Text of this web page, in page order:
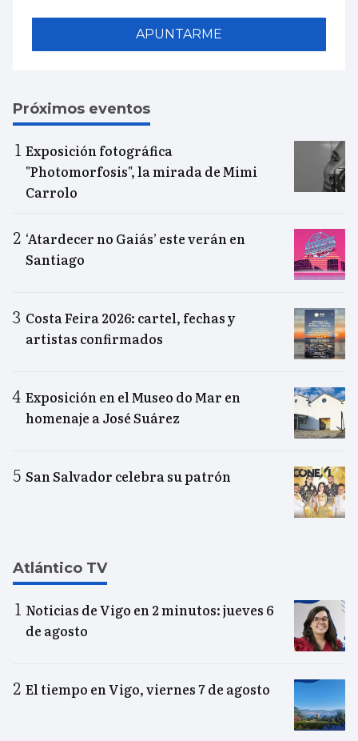
APUNTARME
Próximos eventos
Exposición fotográfica
"Photomorfosis", la mirada de Mimi
Carrolo
‘Atardecer no Gaiás’ este verán en
Santiago
Costa Feira 2026: cartel, fechas y
artistas confirmados
Exposición en el Museo do Mar en
homenaje a José Suárez
San Salvador celebra su patrón
Atlántico TV
Noticias de Vigo en 2 minutos: jueves 6
de agosto
El tiempo en Vigo, viernes 7 de agosto